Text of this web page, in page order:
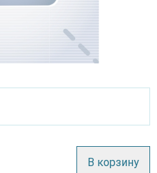
В корзину